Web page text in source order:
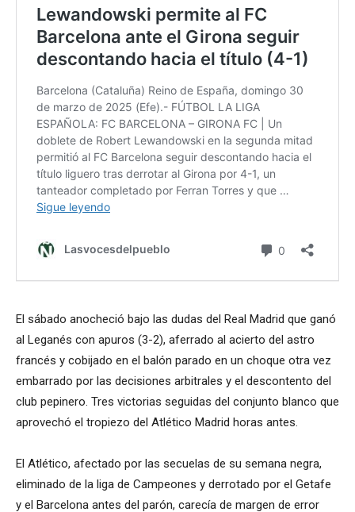
El sábado anocheció bajo las dudas del Real Madrid que ganó
al Leganés con apuros (3-2), aferrado al acierto del astro
francés y cobijado en el balón parado en un choque otra vez
embarrado por las decisiones arbitrales y el descontento del
club pepinero. Tres victorias seguidas del conjunto blanco que
aprovechó el tropiezo del Atlético Madrid horas antes.
El Atlético, afectado por las secuelas de su semana negra,
eliminado de la liga de Campeones y derrotado por el Getafe
y el Barcelona antes del parón, carecía de margen de error